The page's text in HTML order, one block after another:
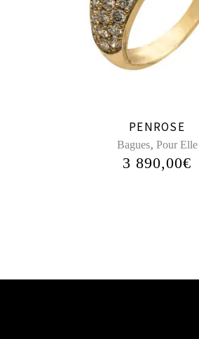
PENROSE
Bagues, Pour Elle
3 890,00€